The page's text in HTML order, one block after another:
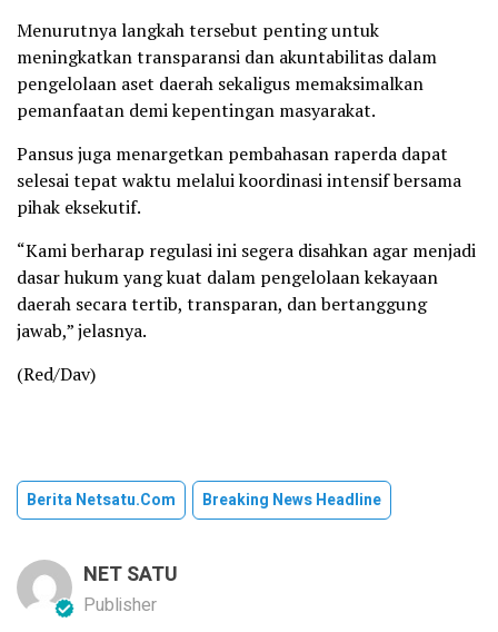
Menurutnya langkah tersebut penting untuk
meningkatkan transparansi dan akuntabilitas dalam
pengelolaan aset daerah sekaligus memaksimalkan
pemanfaatan demi kepentingan masyarakat.
Pansus juga menargetkan pembahasan raperda dapat
selesai tepat waktu melalui koordinasi intensif bersama
pihak eksekutif.
“Kami berharap regulasi ini segera disahkan agar menjadi
dasar hukum yang kuat dalam pengelolaan kekayaan
daerah secara tertib, transparan, dan bertanggung
jawab,” jelasnya.
(Red/Dav)
Berita Netsatu.com Breaking News Headline
NET SATU
Publisher